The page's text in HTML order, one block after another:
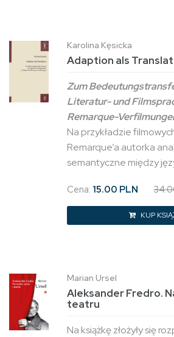
Karolina Kęsicka
Adaption als
Zum
Literatur- und
Remarque-
Na przykładzie
Remarque’a autorka
semantyczne między
Cena: 15.00 PLN
KUP
Marian Ursel
Aleksander Fredro.
teatru
Na książkę złożyły się